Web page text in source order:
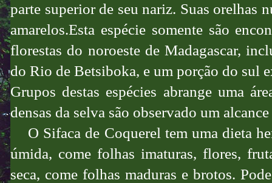
parte superior de seu nariz. Suas orelhas
amarelos.Esta espécie somente são
florestas do noroeste de Madagascar,
do Rio de Betsiboka, e um porção do sul
Grupos destas espécies abrange uma
densas da selva são observado um
O Sifaca de Coquerel tem uma dieta
úmida, come folhas imaturas, flores,
seca, come folhas maduras e brotos.